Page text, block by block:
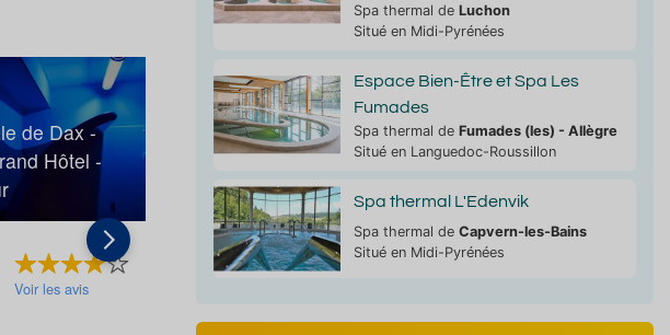
de Dax -
Hôtel -
Voir les avis
Station thermale de Vichy
Station thermale
Thermes les
Spa thermal de Luchon
Situé en Midi-Pyrénées
Espace Bien-Être et Spa Les
Fumades
Spa thermal de Fumades (les) - Allègre
Situé en Languedoc-Roussillon
Spa thermal L'Edenvik
Spa thermal de Capvern-les-Bains
Situé en Midi-Pyrénées